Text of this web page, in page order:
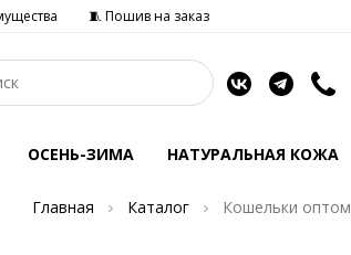
🧵 Пошив на заказ
ОСЕНЬ-ЗИМА НАТУРАЛЬНАЯ КОЖА
Главная Каталог Кошельки оптом